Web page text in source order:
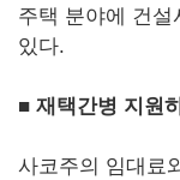
주택 분야에 건
있다.
■ 재택간병 지원
사코주의 임대료